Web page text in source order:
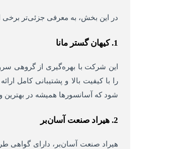
در این بخش، به معرفی جزئی‌تر
1. کیهان گستر مانا
این شرکت با بهره‌گیری از گروهی
را با کیفیت بالا و پشتیبانی کامل
شود که آسانسورها همیشه در بهترین
2. هیراد صنعت آسان‌بر
هیراد صنعت آسان‌بر، دارای گواهی